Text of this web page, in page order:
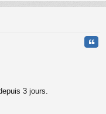
au
3 jours.